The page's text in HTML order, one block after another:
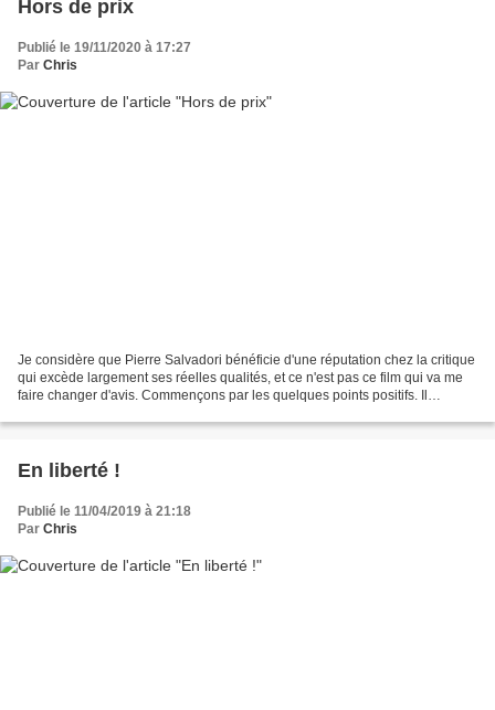
Hors de prix
Publié le 19/11/2020 à 17:27
Par Chris
Je considère que Pierre Salvadori bénéficie d'une réputation chez la critique
qui excède largement ses réelles qualités, et ce n'est pas ce film qui va me
faire changer d'avis. Commençons par les quelques points positifs. Il
En liberté !
Publié le 11/04/2019 à 21:18
Par Chris